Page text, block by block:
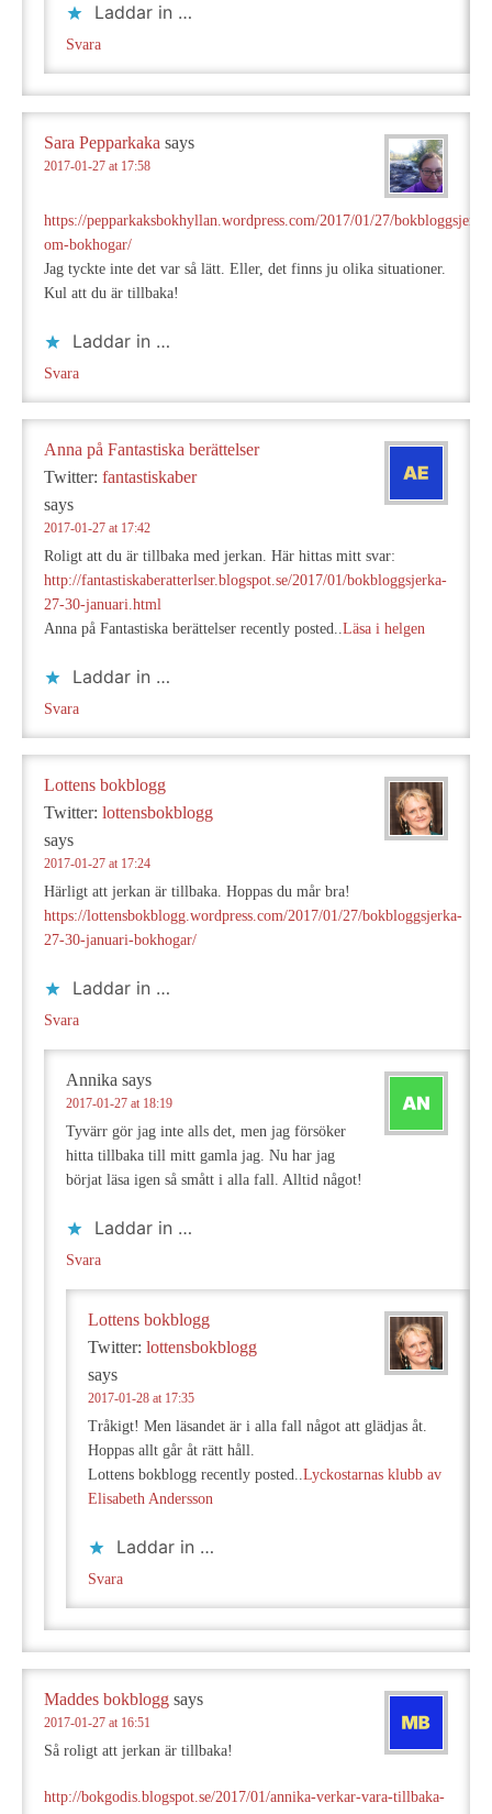
Laddar in …
Svara
Sara Pepparkaka says
2017-01-27 at 17:58
https://pepparkaksbokhyllan.wordpress.com/2017/01/27/
om-bokhogar/
Jag tyckte inte det var så lätt. Eller, det finns ju olika situationer.
Kul att du är tillbaka!
Laddar in …
Svara
Anna på Fantastiska berättelser
Twitter: fantastiskaber
says
2017-01-27 at 17:42
Roligt att du är tillbaka med jerkan. Här hittas mitt svar:
http://fantastiskaberatterlser.blogspot.se/2017/01/bokbloggsjerka-
27-30-januari.html
Anna på Fantastiska berättelser recently posted..Läsa i helgen
Laddar in …
Svara
Lottens bokblogg
Twitter: lottensbokblogg
says
2017-01-27 at 17:24
Härligt att jerkan är tillbaka. Hoppas du mår bra!
https://lottensbokblogg.wordpress.com/2017/01/27/bokbloggsjerka-
27-30-januari-bokhogar/
Laddar in …
Svara
Annika says
2017-01-27 at 18:19
Tyvärr gör jag inte alls det, men jag försöker
hitta tillbaka till mitt gamla jag. Nu har jag
börjat läsa igen så smått i alla fall. Alltid något!
Laddar in …
Svara
Lottens bokblogg
Twitter: lottensbokblogg
says
2017-01-28 at 17:35
Tråkigt! Men läsandet är i alla fall något att glädjas åt.
Hoppas allt går åt rätt håll.
Lottens bokblogg recently posted..Lyckostarnas klubb av
Elisabeth Andersson
Laddar in …
Svara
Maddes bokblogg says
2017-01-27 at 16:51
Så roligt att jerkan är tillbaka!
http://bokgodis.blogspot.se/2017/01/annika-verkar-vara-tillbaka-